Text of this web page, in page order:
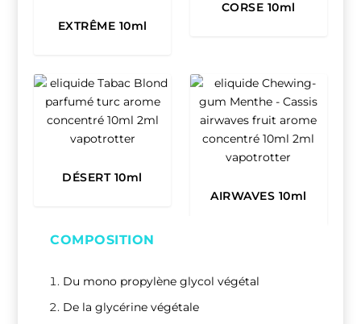
EXTRÊME 10ml
CORSE 10ml
DÉSERT 10ml
AIRWAVES 10ml
COMPOSITION
Du mono propylène glycol végétal
De la glycérine végétale